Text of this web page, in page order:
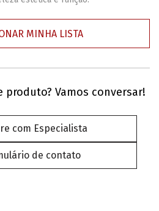
MINHA LISTA
produto? Vamos conversar!
com Especialista
de contato